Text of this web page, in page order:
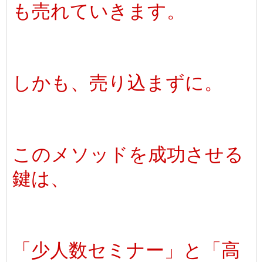
も売れていきます。
しかも、売り込まずに。
このメソッドを成功させる
鍵は、
「少人数セミナー」と「高